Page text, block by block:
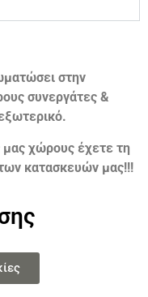
στην
συνεργάτες &
μας χώρους έχετε τη
κατασκευών μας!!!